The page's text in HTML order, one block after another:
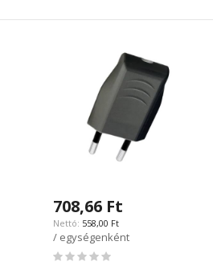
708,66 Ft
558,00 Ft
/ egységenként
Rating: